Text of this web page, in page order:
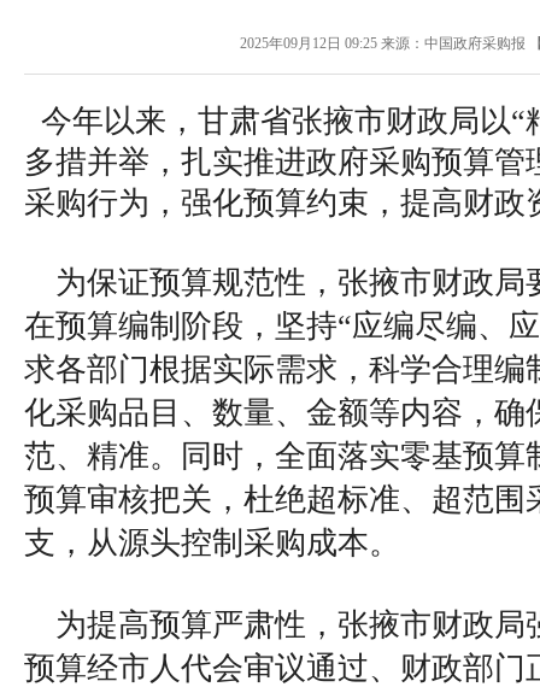
2025年09月12日 09:25来源： 中国政府采购报
今年以来，甘肃省张掖市财政局以“
多措并举，扎实推进政府采购预算管
采购行为，强化预算约束，提高财政
为保证预算规范性，张掖市财政局
在预算编制阶段，坚持“应编尽编、
求各部门根据实际需求，科学合理编
化采购品目、数量、金额等内容，确
范、精准。同时，全面落实零基预算
预算审核把关，杜绝超标准、超范围
支，从源头控制采购成本。
为提高预算严肃性，张掖市财政局
预算经市人代会审议通过、财政部门